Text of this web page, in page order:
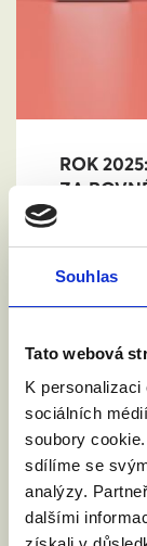
Souhlas
Tato webová
K
sociálních
soubory
sdílíme se
analýzy.
dalšími
ROK
ZA
Rok
kdy
zlomový
uznávání
volby do